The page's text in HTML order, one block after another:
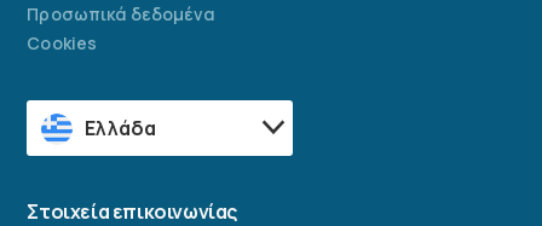
Προσωπικά δεδομένα
Cookies
Ελλάδα
Στοιχεία επικοινωνίας